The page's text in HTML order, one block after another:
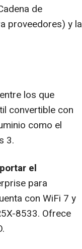
de
proveedores) y la
los que
convertible con
como el
3.
el
para
con WiFi 7 y
8533. Ofrece